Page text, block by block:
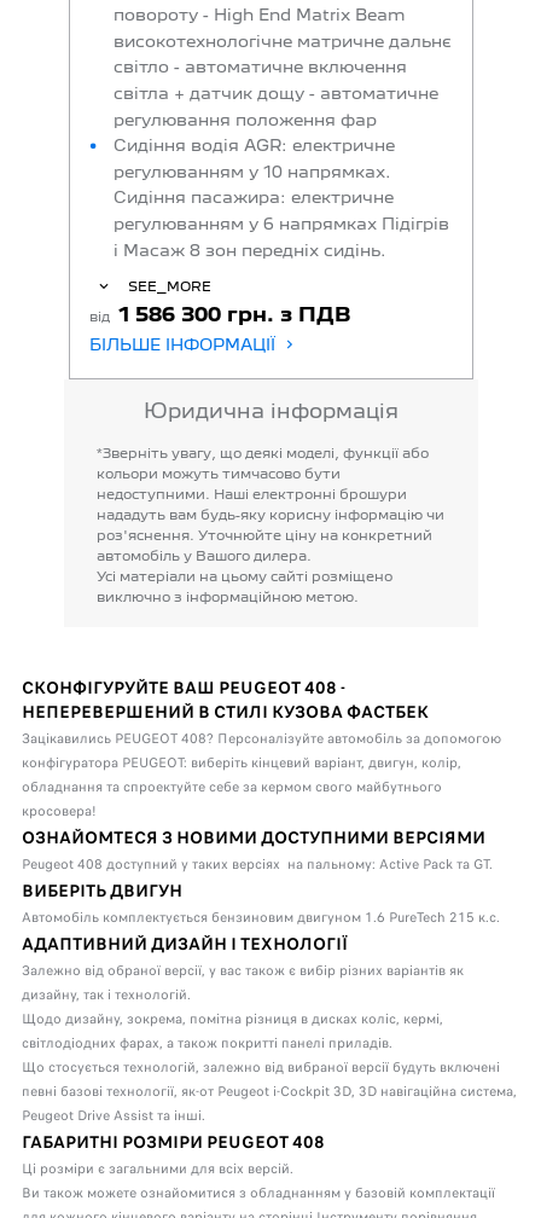
повороту - High End Matrix Beam
високотехнологічне матричне дальнє
світло - автоматичне включення
світла + датчик дощу - автоматичне
регулювання положення фар
Сидіння водія AGR: електричне
регулюванням у 10 напрямках.
Сидіння пасажира: електричне
регулюванням у 6 напрямках Підігрів
і Масаж 8 зон передніх сидінь.
SEE_MORE
від 1 586 300 грн. з ПДВ
БІЛЬШЕ ІНФОРМАЦІЇ
Юридична інформація
*Зверніть увагу, що деякі моделі, функції або
кольори можуть тимчасово бути
недоступними. Наші електронні брошури
нададуть вам будь-яку корисну інформацію чи
роз'яснення. Уточнюйте ціну на конкретний
автомобіль у Вашого дилера.
Усі матеріали на цьому сайті розміщено
виключно з інформаційною метою.
СКОНФІГУРУЙТЕ ВАШ PEUGEOT 408 -
НЕПЕРЕВЕРШЕНИЙ В СТИЛІ КУЗОВА ФАСТБЕК
Зацікавились PEUGEOT 408? Персоналізуйте автомобіль за допомогою
конфігуратора PEUGEOT: виберіть кінцевий варіант, двигун, колір,
обладнання та спроектуйте себе за кермом свого майбутнього
кросовера!
ОЗНАЙОМТЕСЯ З НОВИМИ ДОСТУПНИМИ ВЕРСІЯМИ
Peugeot 408 доступний у таких версіях на пальному: Active Pack та GT.
ВИБЕРІТЬ ДВИГУН
Автомобіль комплектується бензиновим двигуном 1.6 PureTech 215 к.с.
АДАПТИВНИЙ ДИЗАЙН І ТЕХНОЛОГІЇ
Залежно від обраної версії, у вас також є вибір різних варіантів як
дизайну, так і технологій.
Щодо дизайну, зокрема, помітна різниця в дисках коліс, кермі,
світлодіодних фарах, а також покритті панелі приладів.
Що стосується технологій, залежно від вибраної версії будуть включені
певні базові технології, як-от Peugeot i-Cockpit 3D, 3D навігаційна система,
Peugeot Drive Assist та інші.
ГАБАРИТНІ РОЗМІРИ PEUGEOT 408
Ці розміри є загальними для всіх версій.
Ви також можете ознайомитися з обладнанням у базовій комплектації